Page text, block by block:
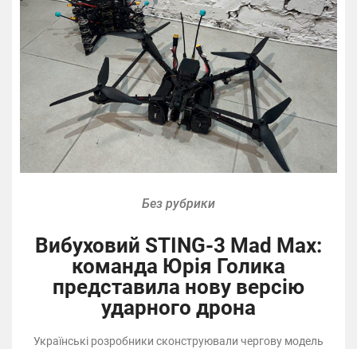
Без рубрики
Вибуховий STING-3 Mad Max:
команда Юрія Голика
представила нову версію
ударного дрона
Українські розробники сконструювали чергову модель